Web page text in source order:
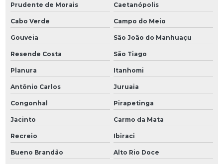
Prudente de Morais Caetanópolis
Cabo Verde Campo do Meio
Gouveia São João do Manhuaçu
Resende Costa São Tiago
Planura Itanhomi
Antônio Carlos Juruaia
Congonhal Pirapetinga
Jacinto Carmo da Mata
Recreio Ibiraci
Bueno Brandão Alto Rio Doce